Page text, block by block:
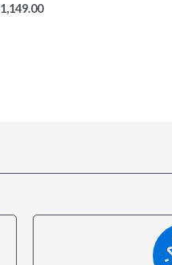
1,149.00